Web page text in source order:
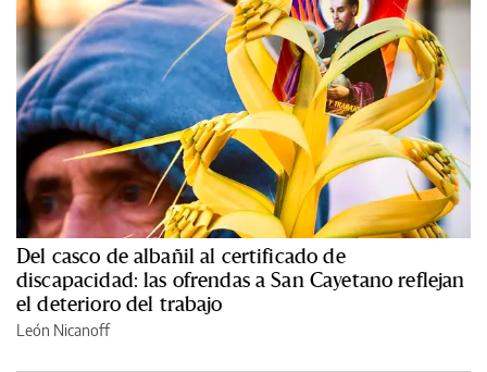
Del casco de albañil al certificado de
discapacidad: las ofrendas a San Cayetano reflejan
el deterioro del trabajo
León Nicanoff